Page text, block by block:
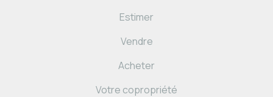
Estimer
Vendre
Acheter
Votre copropriété